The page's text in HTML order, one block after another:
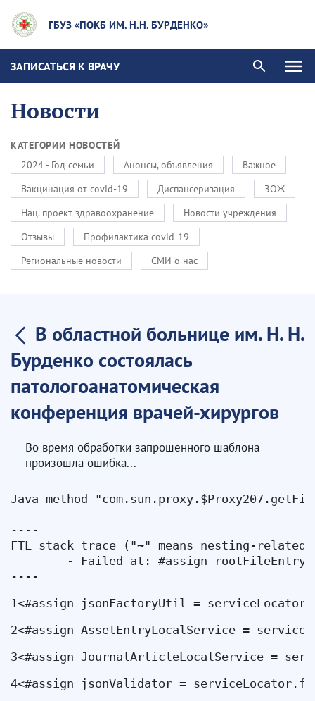
ГБУЗ «ПОКБ ИМ. Н.Н. БУРДЕНКО»
ЗАПИСАТЬСЯ К ВРАЧУ
Новости
КАТЕГОРИИ НОВОСТЕЙ
2024 - Год семьи
Анонсы, объявления
Важное
Вакцинация от covid-19
Диспансеризация
ЗОЖ
Нац. проект здравоохранение
Новости учреждения
Отзывы
Профилактика covid-19
Региональные новости
СМИ о нас
В областной больнице им. Н. Н.
Бурденко состоялась
патологоанатомическая
конференция врачей-хирургов
Во время обработки запрошенного шаблона
произошла ошибка...
Java method
----
FTL stack trace ("~" means nesting-
----
1<#assign jsonFactoryUtil =
2<#assign AssetEntryLocalService =
3<#assign JournalArticleLocalService =
4<#assign jsonValidator =